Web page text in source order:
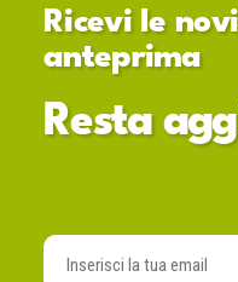
Ricevi le
anteprima
Resta